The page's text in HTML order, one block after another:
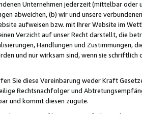
Unternehmen jederzeit (mittelbar
abweichen, (b) wir und unsere
aufweisen bzw. mit Ihrer Website im
Verzicht auf unser Recht darstellt, die
Handlungen und Zustimmungen,
und nur wirksam sind, wenn sie
Sie diese Vereinbarung weder Kraft
Rechtsnachfolger und
und kommt diesen zugute.